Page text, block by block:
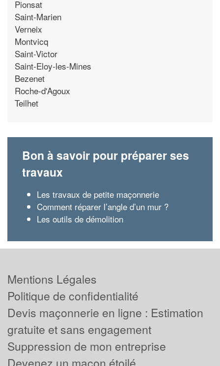
Pionsat
Saint-Marien
Verneix
Montvicq
Saint-Victor
Saint-Eloy-les-Mines
Bezenet
Roche-d'Agoux
Teilhet
Bon à savoir pour préparer ses
travaux
Les travaux de petite maçonnerie
Comment réparer l’angle d’un mur ?
Les outils de démolition
Mentions Légales
Politique de confidentialité
Devis maçonnerie en ligne : Estimation
gratuite et sans engagement
Suppression de mon entreprise
Devenez un maçon étoilé